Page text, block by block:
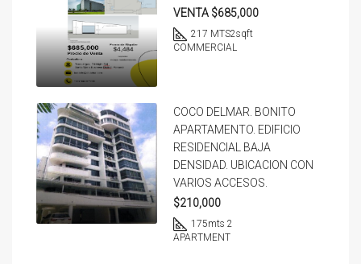
VENTA $685,000
217 MTS2sqft
COMMERCIAL
COCO DELMAR. BONITO
APARTAMENTO. EDIFICIO
RESIDENCIAL BAJA
DENSIDAD. UBICACION CON
VARIOS ACCESOS.
$210,000
175mts 2
APARTMENT